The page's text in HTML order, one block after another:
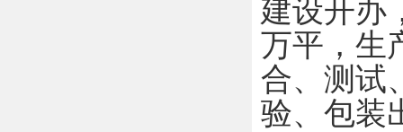
建设开办
万平，生
合、测试
验、包装